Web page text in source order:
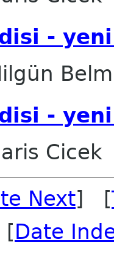
-
-
Cicek
Next] [
[Date